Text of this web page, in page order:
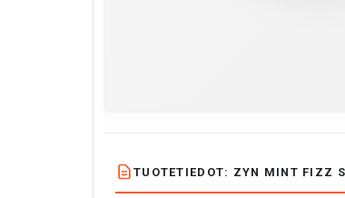
TUOTETIEDOT: ZYN MINT FIZZ